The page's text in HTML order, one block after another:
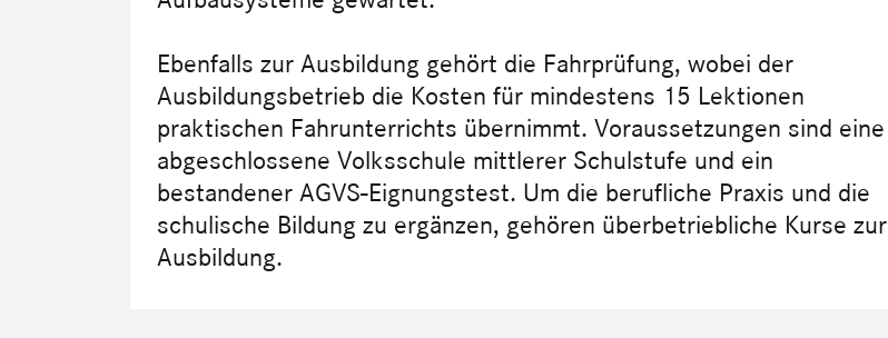
Ebenfalls zur Ausbildung gehört die Fahrprüfung, wobei der
Ausbildungsbetrieb die Kosten für mindestens 15 Lektionen
praktischen Fahrunterrichts übernimmt. Voraussetzungen sind eine
abgeschlossene Volksschule mittlerer Schulstufe und ein
bestandener AGVS-Eignungstest. Um die berufliche Praxis und die
schulische Bildung zu ergänzen, gehören überbetriebliche Kurse zur
Ausbildung.